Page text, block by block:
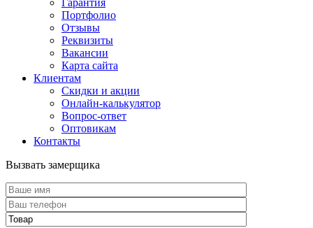
Гарантия
Портфолио
Отзывы
Реквизиты
Вакансии
Карта сайта
Клиентам
Скидки и акции
Онлайн-калькулятор
Вопрос-ответ
Оптовикам
Контакты
Вызвать замерщика